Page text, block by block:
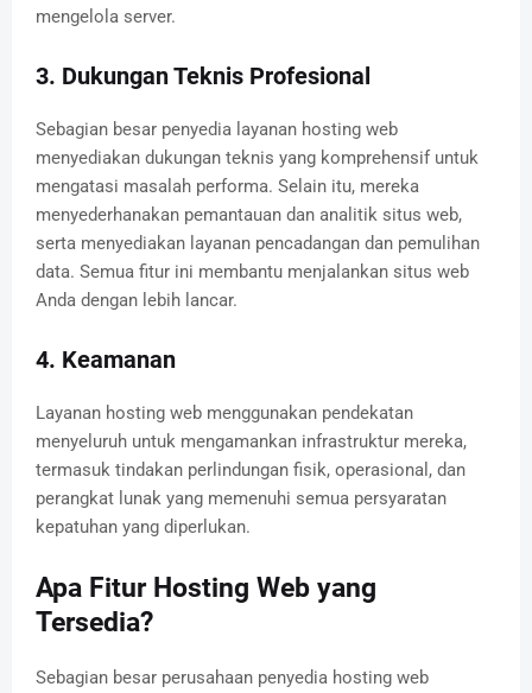
mengelola server.
3. Dukungan Teknis Profesional
Sebagian besar penyedia layanan hosting web
menyediakan dukungan teknis yang komprehensif untuk
mengatasi masalah performa. Selain itu, mereka
menyederhanakan pemantauan dan analitik situs web,
serta menyediakan layanan pencadangan dan pemulihan
data. Semua fitur ini membantu menjalankan situs web
Anda dengan lebih lancar.
4. Keamanan
Layanan hosting web menggunakan pendekatan
menyeluruh untuk mengamankan infrastruktur mereka,
termasuk tindakan perlindungan fisik, operasional, dan
perangkat lunak yang memenuhi semua persyaratan
kepatuhan yang diperlukan.
Apa Fitur Hosting Web yang
Tersedia?
Sebagian besar perusahaan penyedia hosting web